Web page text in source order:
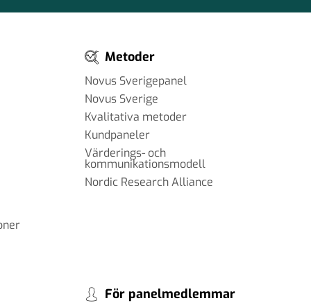
Metoder
Novus Sverigepanel
Novus Sverige
Kvalitativa metoder
Kundpaneler
Värderings- och
kommunikationsmodell
Nordic Research Alliance
För panelmedlemmar